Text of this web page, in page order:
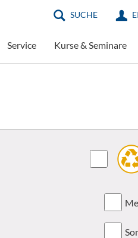
SUCHE
Service Kurse & Seminare